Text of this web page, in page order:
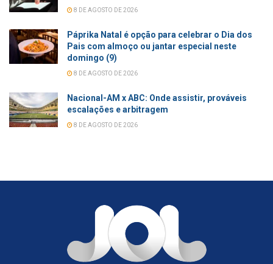
8 DE AGOSTO DE 2026
Páprika Natal é opção para celebrar o Dia dos
Pais com almoço ou jantar especial neste
domingo (9)
8 DE AGOSTO DE 2026
Nacional-AM x ABC: Onde assistir, prováveis
escalações e arbitragem
8 DE AGOSTO DE 2026